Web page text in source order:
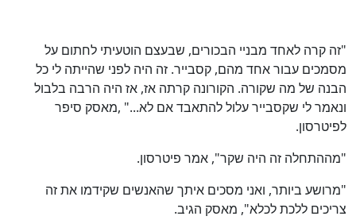
"זה קרה לאחד מבניי הבכורים, שבעצם הוטעיתי לחתום על
מסמכים עבור אחד מהם, קסבייר. זה היה לפני שהייתה לי כל
הבנה של מה שקורה. הקורונה קרתה אז, אז היה הרבה בלבול
ונאמר לי שקסבייר עלול להתאבד אם לא..." ,מאסק סיפר
לפיטרסון.
"מההתחלה זה היה שקר", אמר פיטרסון.
"מרושע ביותר, ואני מסכים איתך שהאנשים שקידמו את זה
צריכים ללכת לכלא", מאסק הגיב.